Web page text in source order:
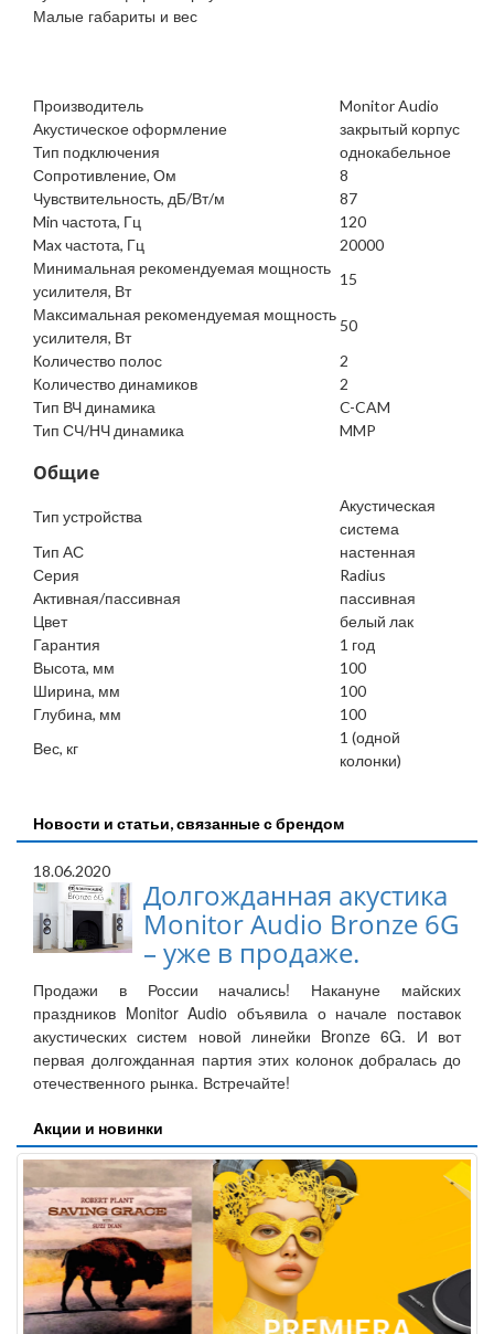
Малые габариты и вес
Производитель
Monitor Audio
Акустическое оформление
закрытый корпус
Тип подключения
однокабельное
Сопротивление, Ом
8
Чувствительность, дБ/Вт/м
87
Min частота, Гц
120
Max частота, Гц
20000
Минимальная рекомендуемая мощность
усилителя, Вт
15
Максимальная рекомендуемая мощность
усилителя, Вт
50
Количество полос
2
Количество динамиков
2
Тип ВЧ динамика
C-CAM
Тип СЧ/НЧ динамика
MMP
Общие
Тип устройства
Акустическая
система
Тип АС
настенная
Серия
Radius
Активная/пассивная
пассивная
Цвет
белый лак
Гарантия
1 год
Высота, мм
100
Ширина, мм
100
Глубина, мм
100
Вес, кг
1 (одной
колонки)
Новости и статьи, связанные с брендом
18.06.2020
Долгожданная акустика
Monitor Audio Bronze 6G
– уже в продаже.
Продажи в России начались! Накануне майских
праздников Monitor Audio объявила о начале поставок
акустических систем новой линейки Bronze 6G. И вот
первая долгожданная партия этих колонок добралась до
отечественного рынка. Встречайте!
Акции и новинки